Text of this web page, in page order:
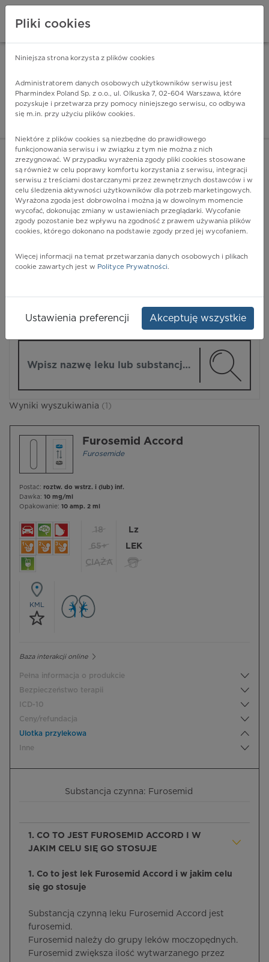
Pharmindex - lider
ZALOGUJ SIĘ
POKAŻ FILTRY
Pharmindex
Wyniki wyszukiwania (1)
Furosemid Accord
Furosemide
Postać: roztw. do wstrz. i (lub) inf.
Dawka: 10 mg/ml
Opakowanie: 10 amp. 2 ml
18
65+
CIĄŻA
Lz
LEK
KML
Baza interakcji online
Pełna informacja o produkcie
Bezpieczeństwo terapii
ICD-10
Ceny/refundacja
Ulotka przylekowa
Inne
Substancja czynna: Furosemid
1. CO TO JEST FUROSEMID ACCORD I W
JAKIM CELU SIĘ GO STOSUJE
1. Co to jest lek Furosemid Accord i w jakim celu
się go stosuje
Substancją czynną leku Furosemid Accord jest
furosemid.
Furosemid należy do grupy leków moczopędnych.
Furosemid zwiększa ilość wytwarzanego przez
Pliki cookies
Niniejsza strona korzysta z plików cookies
Administratorem danych osobowych użytkowników serwisu jest
Pharmindex Poland Sp. z o.o., ul. Olkuska 7, 02-604 Warszawa, które
pozyskuje i przetwarza przy pomocy niniejszego serwisu, co odbywa
się m.in. przy użyciu plików cookies.
Niektóre z plików cookies są niezbędne do prawidłowego
funkcjonowania serwisu i w związku z tym nie można z nich
zrezygnować. W przypadku wyrażenia zgody pliki cookies stosowane
są również w celu poprawy komfortu korzystania z serwisu, integracji
serwisu z treściami dostarczanymi przez zewnętrznych dostawców i w
celu śledzenia aktywności użytkowników dla potrzeb marketingowych.
Wyrażona zgoda jest dobrowolna i można ją w dowolnym momencie
wycofać, dokonując zmiany w ustawieniach przeglądarki. Wycofanie
zgody pozostanie bez wpływu na zgodność z prawem używania plików
cookies, którego dokonano na podstawie zgody przed jej wycofaniem.
Więcej informacji na temat przetwarzania danych osobowych i plikach
cookie zawartych jest w Polityce Prywatności.
Ustawienia preferencji Akceptuję wszystkie
ZA DARMO - w Google Play INSTALUJ